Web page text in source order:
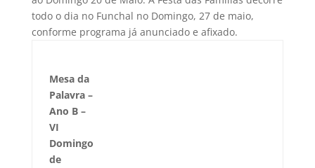
todo o dia no Funchal no Domingo, 27 de maio,
conforme programa já anunciado e afixado.
Mesa da
Palavra –
Ano B –
VI
Domingo
de